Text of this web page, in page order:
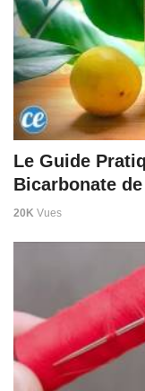
Le Guide
Bicarbonate
20K Vues